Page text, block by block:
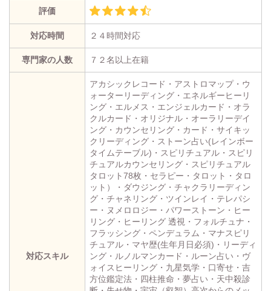
評価
対応時間 ２４時間対応
専門家の人数 ７２名以上在籍
対応スキル
アカシックレコード・アストロマップ・ウ
ォーターリーディング・エネルギーヒーリ
ング・エルメス・エンジェルカード・オラ
クルカード・オリジナル・オーラリーデイ
ング・カウンセリング・カード・サイキッ
クリーディング・ストーン占い(レインボー
タイムテーブル)・スピリチュアル・スピリ
チュアルカウンセリング・スピリチュアル
タロット78枚・セラピー・タロット・タロ
ット）・ダウジング・チャクラリーディン
グ・チャネリング・ツインレイ・テレパシ
ー・ヌメロロジー・パワーストーン・ヒー
リング・ヒーリング 透視・フォルチュナ・
フラッシング・ペンデュラム・マナスピリ
チュアル・マヤ歴(生年月日必須)・リーディ
ング・ルノルマンカード・ルーン占い・ヴ
ォイスヒーリング・九星気学・口寄せ・吉
方位鑑定法・四柱推命・夢占い・天中殺診